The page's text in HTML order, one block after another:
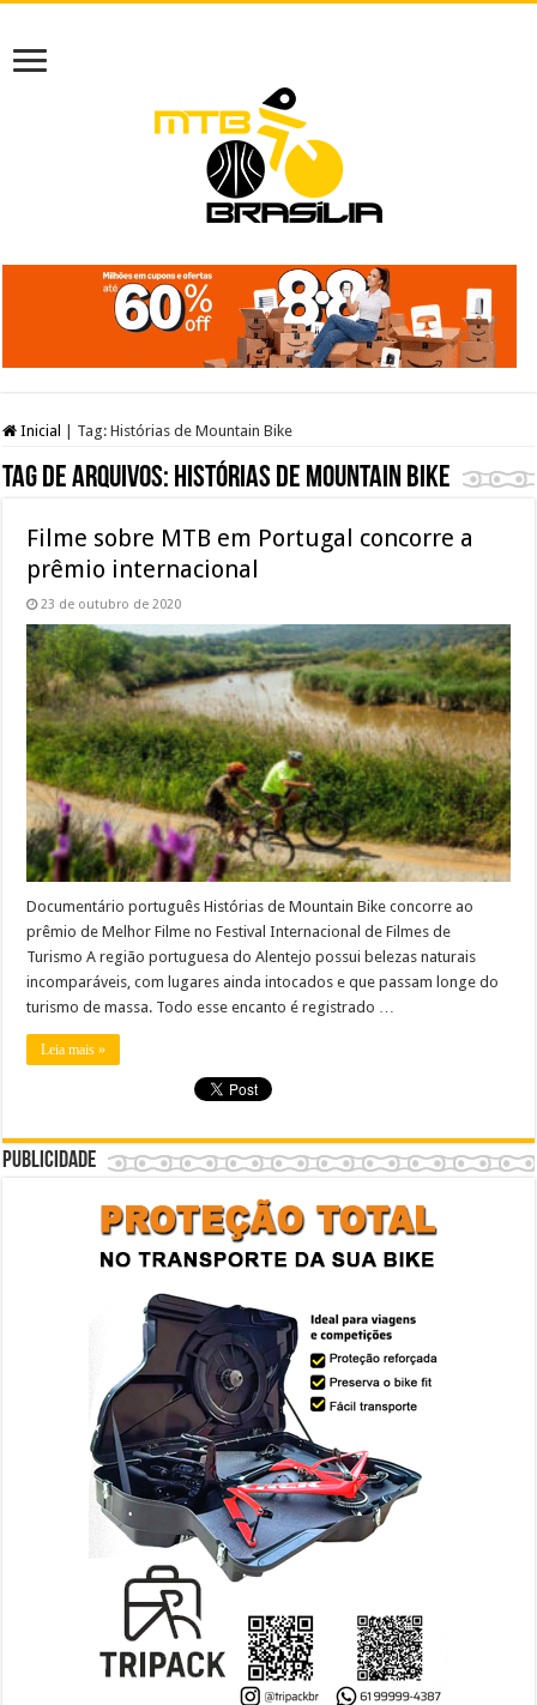
Inicial Tag:Histórias de Mountain Bike
Tag de arquivos: Histórias de Mountain Bike
Filme sobre MTB em Portugal concorre a
prêmio internacional
23 de outubro de 2020
Documentário português Histórias de Mountain Bike concorre ao
prêmio de Melhor Filme no Festival Internacional de Filmes de
Turismo A região portuguesa do Alentejo possui belezas naturais
incomparáveis, com lugares ainda intocados e que passam longe do
turismo de massa. Todo esse encanto é registrado …
Leia mais »
Publicidade